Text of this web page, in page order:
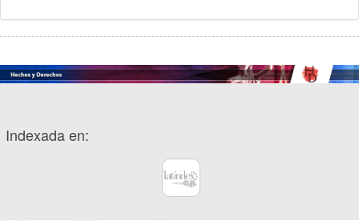
Indexada en: